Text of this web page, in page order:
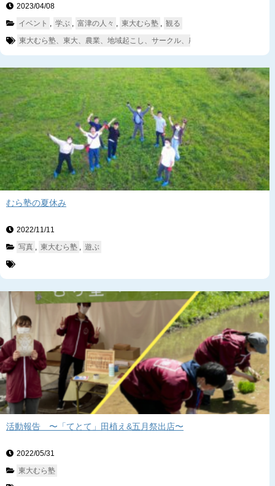
2023/04/08
イベント
学ぶ 富津の人々 東大むら塾
観る
東大むら塾、東大、農業、地域起こし、サークル、農業サークル、富津、相
むら塾の夏休み
2022/11/11
写真
東大むら塾 遊ぶ
活動報告 〜「てとて」田植え&五月祭出店〜
2022/05/31
東大むら塾